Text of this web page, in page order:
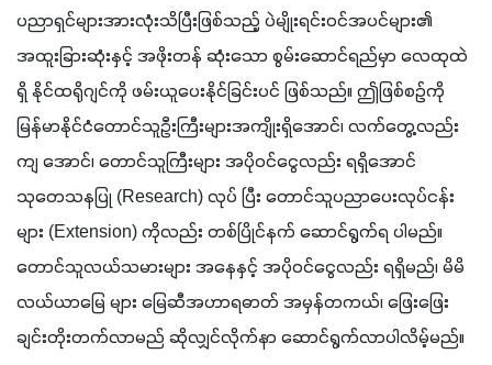
ပညာရှင်များအားလုံးသိပြီးဖြစ်သည့် ပဲမျိုးရင်းဝင်အပင်များ၏
အထူးခြားဆုံးနှင့် အဖိုးတန် ဆုံးသော စွမ်းဆောင်ရည်မှာ လေထုထဲ
ရှိ နိုင်ထရိုဂျင်ကို ဖမ်းယူပေးနိုင်ခြင်းပင် ဖြစ်သည်။ ဤဖြစ်စဉ်ကို
မြန်မာနိုင်ငံတောင်သူဦးကြီးများအကျိုးရှိအောင်၊ လက်တွေ့လည်း
ကျ အောင်၊ တောင်သူကြီးများ အပိုဝင်ငွေလည်း ရရှိအောင်
သုတေသနပြု (Research) လုပ် ပြီး တောင်သူပညာပေးလုပ်ငန်း
များ (Extension) ကိုလည်း တစ်ပြိုင်နက် ဆောင်ရွက်ရ ပါမည်။
တောင်သူလယ်သမားများ အနေနှင့် အပိုဝင်ငွေလည်း ရရှိမည်၊ မိမိ
လယ်ယာမြေ များ မြေဆီအဟာရဓာတ် အမှန်တကယ်၊ ဖြေးဖြေး
ချင်းတိုးတက်လာမည် ဆိုလျှင်လိုက်နာ ဆောင်ရွက်လာပါလိမ့်မည်။